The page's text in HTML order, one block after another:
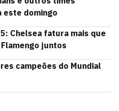
este domingo
Chelsea fatura mais que
juntos
campeões do Mundial